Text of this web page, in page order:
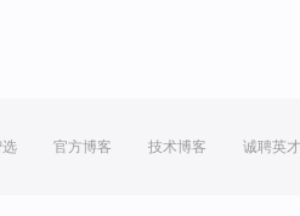
官方博客 技术博客 诚聘英才